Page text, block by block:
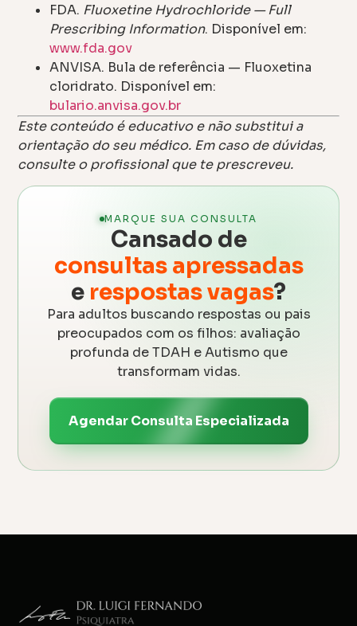
FDA. Fluoxetine Hydrochloride — Full
Prescribing Information. Disponível em:
www.fda.gov
ANVISA. Bula de referência — Fluoxetina
cloridrato. Disponível em:
bulario.anvisa.gov.br
Este conteúdo é educativo e não substitui a
orientação do seu médico. Em caso de dúvidas,
consulte o profissional que te prescreveu.
MARQUE SUA CONSULTA
Cansado de
consultas apressadas
e respostas vagas?
Para adultos buscando respostas ou pais
preocupados com os filhos: avaliação
profunda de TDAH e Autismo que
transformam vidas.
Agendar Consulta Especializada